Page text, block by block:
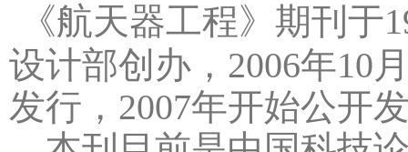
《航天器工程》期刊
设计部创办，2006年10
发行，2007年开始公开